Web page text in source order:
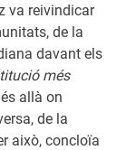
va reivindicar
de la
davant els
més
allà on
de la
això, concloïa